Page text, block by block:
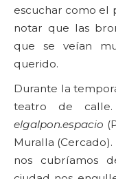
escuchar como el
notar que las
que se veían
querido.
Durante la
teatro de
elgalpon.espacio
Muralla
nos cubríamos